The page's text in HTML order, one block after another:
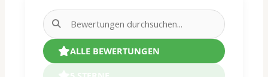
ALLE BEWERTUNGEN